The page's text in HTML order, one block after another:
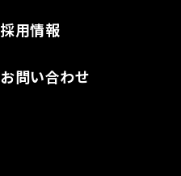
採用情報
お問い合わせ